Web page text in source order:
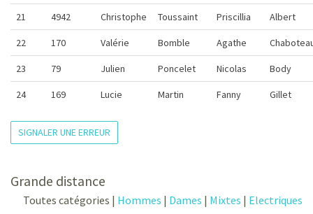
21 4942 Christophe Toussaint Priscillia Albert
22 170 Valérie Bomble Agathe
23 79 Julien Poncelet Nicolas Body
24 169 Lucie Martin Fanny Gillet
SIGNALER UNE ERREUR
Grande distance
Toutes catégories | Hommes | Dames | Mixtes | Electriques